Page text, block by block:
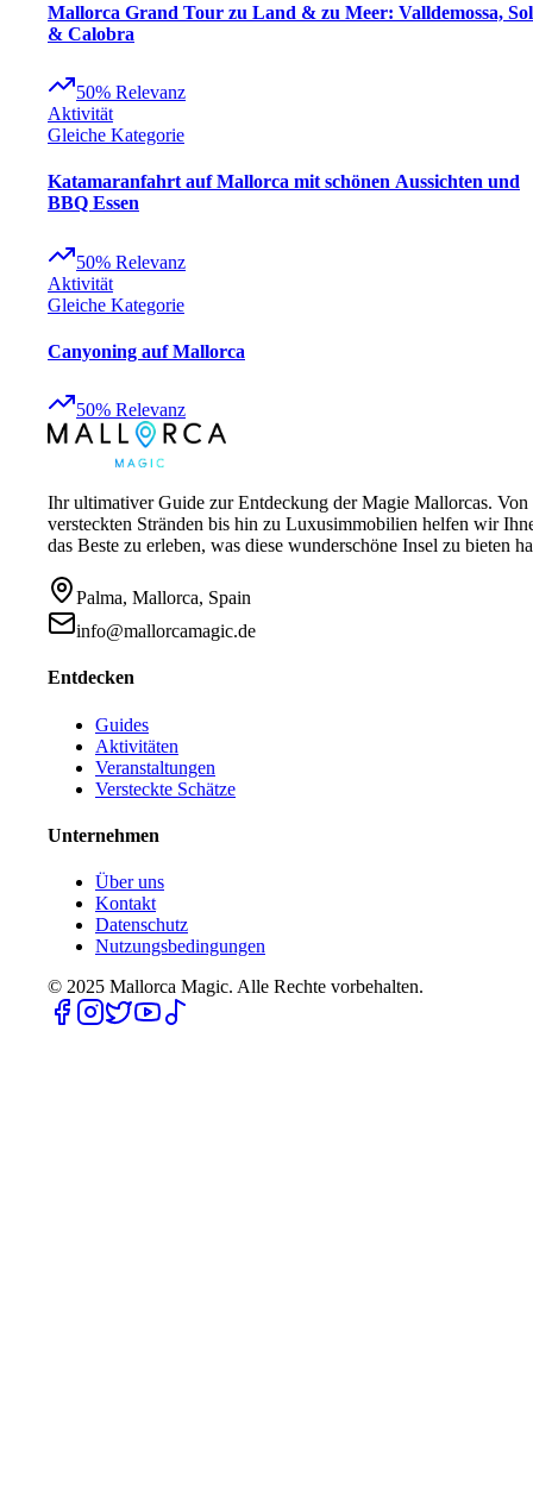
Mallorca Grand Tour zu Land & zu Meer: Valldemossa,
& Calobra
50% Relevanz
Aktivität
Gleiche Kategorie
Katamaranfahrt auf Mallorca mit schönen Aussichten und
BBQ Essen
50% Relevanz
Aktivität
Gleiche Kategorie
Canyoning auf Mallorca
50% Relevanz
Ihr ultimativer Guide zur Entdeckung der Magie Mallorcas. Von
versteckten Stränden bis hin zu Luxusimmobilien helfen wir
das Beste zu erleben, was diese wunderschöne Insel zu bieten
Palma, Mallorca, Spain
info@mallorcamagic.de
Entdecken
Guides
Aktivitäten
Veranstaltungen
Versteckte Schätze
Unternehmen
Über uns
Kontakt
Datenschutz
Nutzungsbedingungen
© 2025 Mallorca Magic. Alle Rechte vorbehalten.